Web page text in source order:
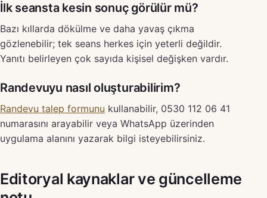
İlk seansta kesin sonuç görülür mü?
Bazı kıllarda dökülme ve daha yavaş çıkma
gözlenebilir; tek seans herkes için yeterli değildir.
Yanıtı belirleyen çok sayıda kişisel değişken vardır.
Randevuyu nasıl oluşturabilirim?
Randevu talep formunu kullanabilir, 0530 112 06 41
numarasını arayabilir veya WhatsApp üzerinden
uygulama alanını yazarak bilgi isteyebilirsiniz.
Editoryal kaynaklar ve güncelleme